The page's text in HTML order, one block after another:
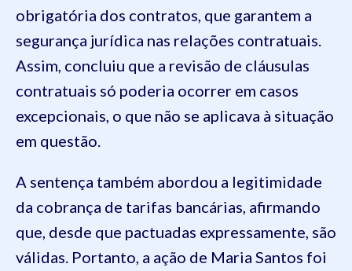
obrigatória dos contratos, que garantem a
segurança jurídica nas relações contratuais.
Assim, concluiu que a revisão de cláusulas
contratuais só poderia ocorrer em casos
excepcionais, o que não se aplicava à situação
em questão.
A sentença também abordou a legitimidade
da cobrança de tarifas bancárias, afirmando
que, desde que pactuadas expressamente, são
válidas. Portanto, a ação de Maria Santos foi